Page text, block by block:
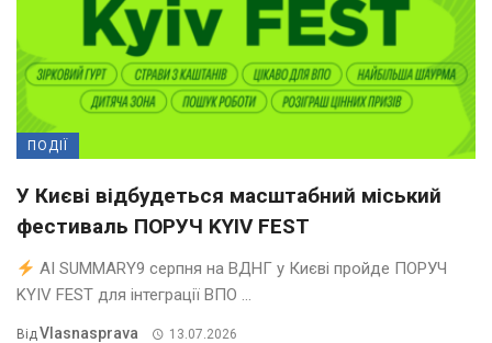
ПОДІЇ
У Києві відбудеться масштабний міський
фестиваль ПОРУЧ KYIV FEST
AI SUMMARY9 серпня на ВДНГ у Києві пройде ПОРУЧ
KYIV FEST для інтеграції ВПО ...
ВідVlasnasprava 13.07.2026